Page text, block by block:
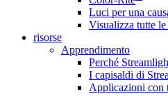
Luci per una
Visualizza tutte le
risorse
Apprendimento
Perché
I capisaldi di
Applicazioni con